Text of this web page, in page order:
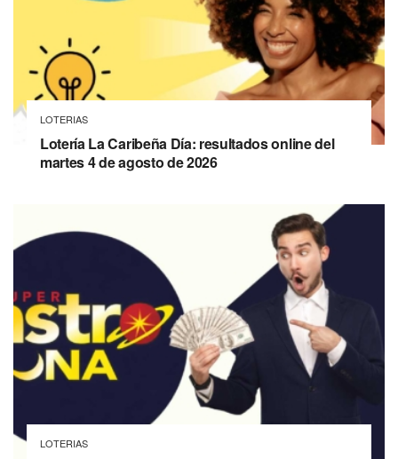
LOTERIAS
Lotería La Caribeña Día: resultados online del
martes 4 de agosto de 2026
LOTERIAS